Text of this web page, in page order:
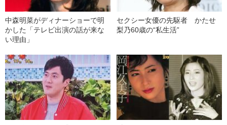
中森明菜がディナーショーで明
かした「テレビ出演の話が来な
い理由」
セクシー女優の先駆者 かたせ
梨乃60歳の“私生活”